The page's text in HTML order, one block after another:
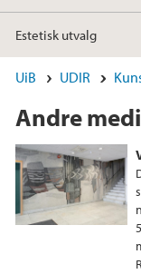
Estetisk utvalg
UiB UDIR
Andre